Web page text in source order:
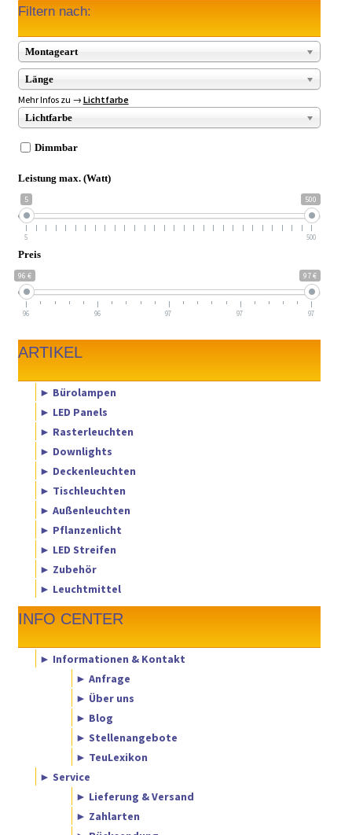
Filtern nach:
Montageart
Länge
Mehr Infos zu → Lichtfarbe
Lichtfarbe
Dimmbar
Leistung max. (Watt)
5 500
5 500
Preis
96 € 97 €
96 96 97 97 97
ARTIKEL
► Bürolampen
► LED Panels
► Rasterleuchten
► Downlights
► Deckenleuchten
► Tischleuchten
► Außenleuchten
► Pflanzenlicht
► LED Streifen
► Zubehör
► Leuchtmittel
INFO CENTER
► Informationen & Kontakt
► Anfrage
► Über uns
► Blog
► Stellenangebote
► TeuLexikon
► Service
► Lieferung & Versand
► Zahlarten